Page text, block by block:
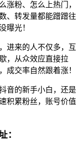
涨粉、怎么上热门，
、转发量都能蹭蹭往
曝光！
进来的人不仅多，互
，从众效应直接拉
成交率自然跟着涨！
音的新手小白，还是
积累粉丝，账号价值
：